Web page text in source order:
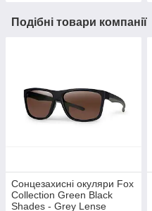
Подібні товари компанії
Сонцезахисні окуляри Fox
Collection Green Black
Shades - Grey Lense